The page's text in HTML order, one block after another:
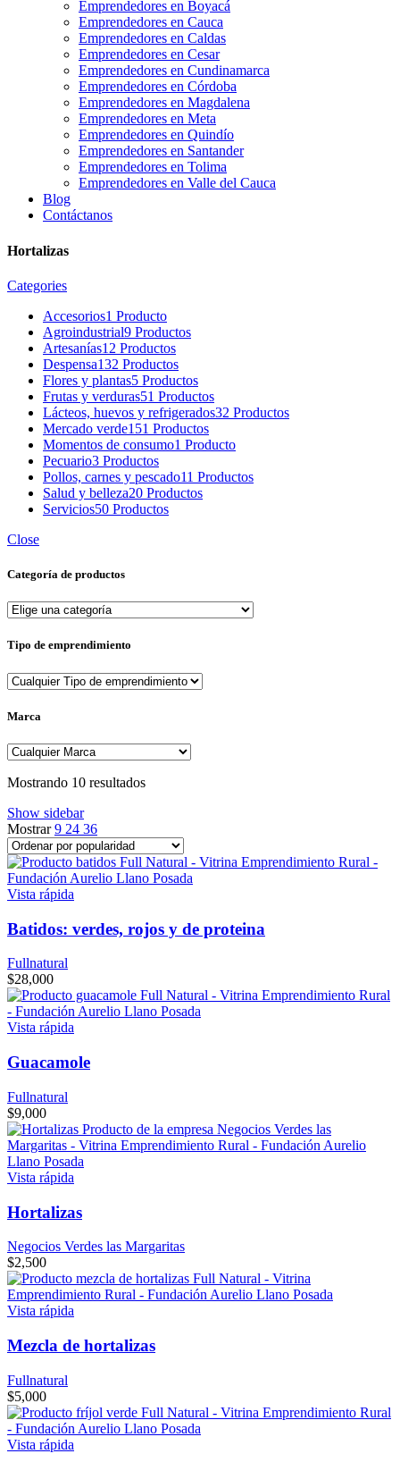
Emprendedores en Boyacá
Emprendedores en Cauca
Emprendedores en Caldas
Emprendedores en Cesar
Emprendedores en Cundinamarca
Emprendedores en Córdoba
Emprendedores en Magdalena
Emprendedores en Meta
Emprendedores en Quindío
Emprendedores en Santander
Emprendedores en Tolima
Emprendedores en Valle del Cauca
Blog
Contáctanos
Hortalizas
Categories
Accesorios1 Producto
Agroindustrial9 Productos
Artesanías12 Productos
Despensa132 Productos
Flores y plantas5 Productos
Frutas y verduras51 Productos
Lácteos, huevos y refrigerados32 Productos
Mercado verde151 Productos
Momentos de consumo1 Producto
Pecuario3 Productos
Pollos, carnes y pescado11 Productos
Salud y belleza20 Productos
Servicios50 Productos
Close
Categoría de productos
Tipo de emprendimiento
Marca
Mostrando 10 resultadosSorted
Show sidebar
Mostrar9 24 36
Vista rápida
Batidos: verdes, rojos y de proteina
Fullnatural
$28,000
Vista rápida
Guacamole
Fullnatural
$9,000
Vista rápida
Hortalizas
Negocios Verdes las Margaritas
$2,500
Vista rápida
Mezcla de hortalizas
Fullnatural
$5,000
Vista rápida